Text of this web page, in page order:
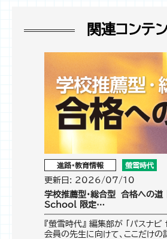
関連コンテ
進路・教育情報 螢雪時代
更新日: 2026/07/10
学校推薦型・総合型 合格への道
School 限定…
『螢雪時代』 編集部が 「パスナ
会員の先生に向けて、ここだけ